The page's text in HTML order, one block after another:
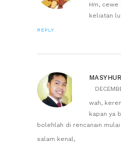
Hm, cewe
keliatan
REPLY
wah,
kapan ya
bolehlah di rencanain mulai
salam kenal,